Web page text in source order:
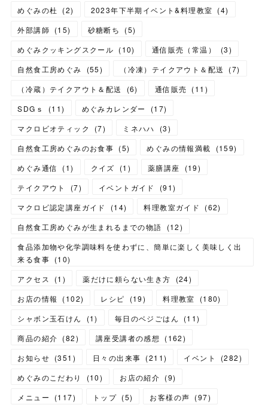
めぐみの杜 (2) 2023年下半期イベント&料理教室 (4)
外部講師 (15) 砂糖断ち (5)
めぐみクッキングスクール (10) 通信販売（常温） (3)
自然食工房めぐみ
(55) （冷凍）テイクアウト＆配送 (7)
（冷蔵）テイクアウト＆配送
(6) 通信販売 (11 )
SDGｓ
(11) めぐみカレンダー (17)
マクロビオティック
(7) ミネハハ (3)
自然食工房めぐみのお食事 (5) めぐみの情報満載 (159)
めぐみ通信
(1) クイズ (1 ) 薬膳講座 (19)
テイクアウト
(7) イベントガイド (91)
マクロビ認定講座ガイド
(14) 料理教室ガイド (62)
自然食工房めぐみが生まれるまでの物語
(12)
食品添加物や化学調味料を使わずに、簡単に楽しく美味しく出
来る食事 (10)
アクセス
(1 ) 薬だけに頼らない生き方 (24)
お店の情報
(102) レシピ (19) 料理教室 (180)
シャボン玉石けん
(1) 毎日のベジごはん (11)
商品の紹介 (82) 講座受講者の感想 (162)
お知らせ (351 ) 日々の出来事 (211) イベント (282)
めぐみのこだわり
(10) お店の紹介 (9)
メニュー
(117) トップ (5) お客様の声 (97)